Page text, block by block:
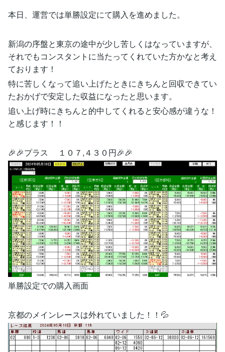
本日、運営では単勝設定にて購入を進めました。
新潟の序盤と東京の途中が少し苦しくはなっていますが、
それでもコンスタントに当たってくれていた方かなと考え
ております！
特に苦しくなって追い上げたときにきちんと回収できてい
たおかげで安定した収益になったと思います。
追い上げ時にきちんと的中してくれると安心感が違うな！
と感じます！！
🎉🎉プラス １０７,４３０円🎉🎉
単勝設定での購入画面
京都のメインレースは外れていました！！💦